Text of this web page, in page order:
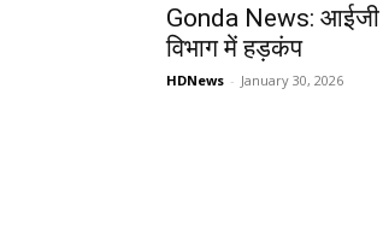
Gonda News: आईजी
विभाग में हड़कंप
HDNews - January 30, 2026